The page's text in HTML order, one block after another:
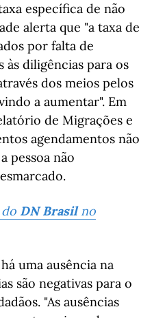
específica de não
alerta que "a taxa de
por falta de
às diligências para os
dos meios pelos
a aumentar". Em
de Migrações e
agendamentos não
pessoa não
DN Brasilno
uma ausência na
são negativas para o
"As ausências